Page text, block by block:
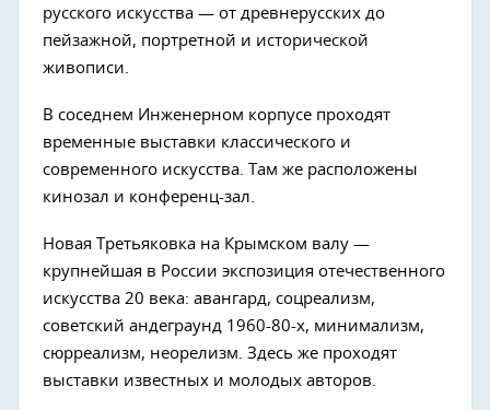
русского искусства — от древнерусских до
пейзажной, портретной и исторической
живописи.
В соседнем Инженерном корпусе проходят
временные выставки классического и
современного искусства. Там же расположены
кинозал и конференц-зал.
Новая Третьяковка на Крымском валу —
крупнейшая в России экспозиция отечественного
искусства 20 века: авангард, соцреализм,
советский андеграунд 1960-80-х, минимализм,
сюрреализм, неорелизм. Здесь же проходят
выставки известных и молодых авторов.